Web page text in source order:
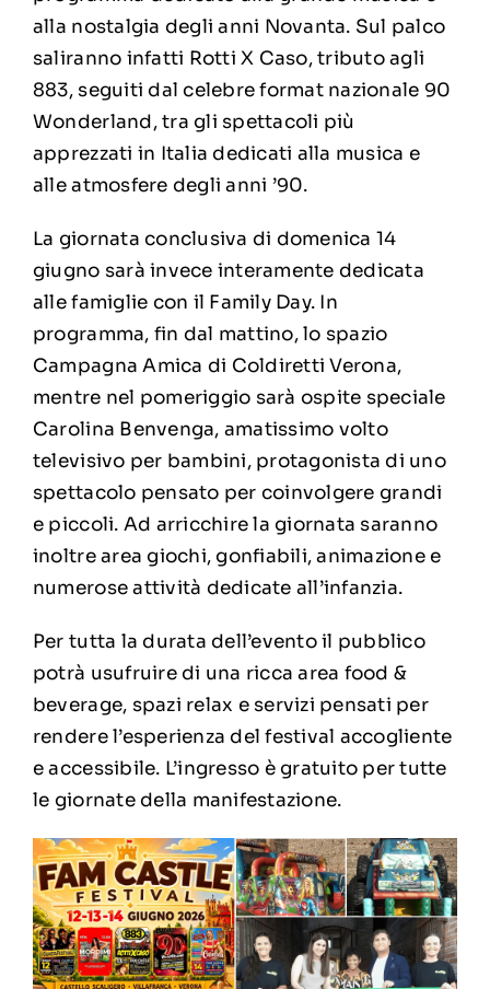
alla nostalgia degli anni Novanta. Sul palco
saliranno infatti Rotti X Caso, tributo agli
883, seguiti dal celebre format nazionale 90
Wonderland, tra gli spettacoli più
apprezzati in Italia dedicati alla musica e
alle atmosfere degli anni ’90.
La giornata conclusiva di domenica 14
giugno sarà invece interamente dedicata
alle famiglie con il Family Day. In
programma, fin dal mattino, lo spazio
Campagna Amica di Coldiretti Verona,
mentre nel pomeriggio sarà ospite speciale
Carolina Benvenga, amatissimo volto
televisivo per bambini, protagonista di uno
spettacolo pensato per coinvolgere grandi
e piccoli. Ad arricchire la giornata saranno
inoltre area giochi, gonfiabili, animazione e
numerose attività dedicate all’infanzia.
Per tutta la durata dell’evento il pubblico
potrà usufruire di una ricca area food &
beverage, spazi relax e servizi pensati per
rendere l’esperienza del festival accogliente
e accessibile. L’ingresso è gratuito per tutte
le giornate della manifestazione.